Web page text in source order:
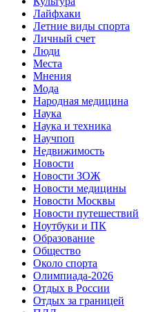
Лайфхаки
Летние виды спорта
Личный счет
Люди
Места
Мнения
Мода
Народная медицина
Наука
Наука и техника
Научпоп
Недвижимость
Новости
Новости ЗОЖ
Новости медицины
Новости Москвы
Новости путешествий
Ноутбуки и ПК
Образование
Общество
Около спорта
Олимпиада-2026
Отдых в России
Отдых за границей